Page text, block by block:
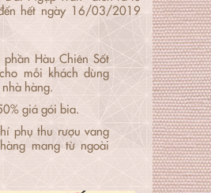
hết ngày 16/03/2019
phần Hàu Chiên Sốt
mỗi khách dùng
hàng.
giá gói bia.
phụ thu rượu vang
mang từ ngoài